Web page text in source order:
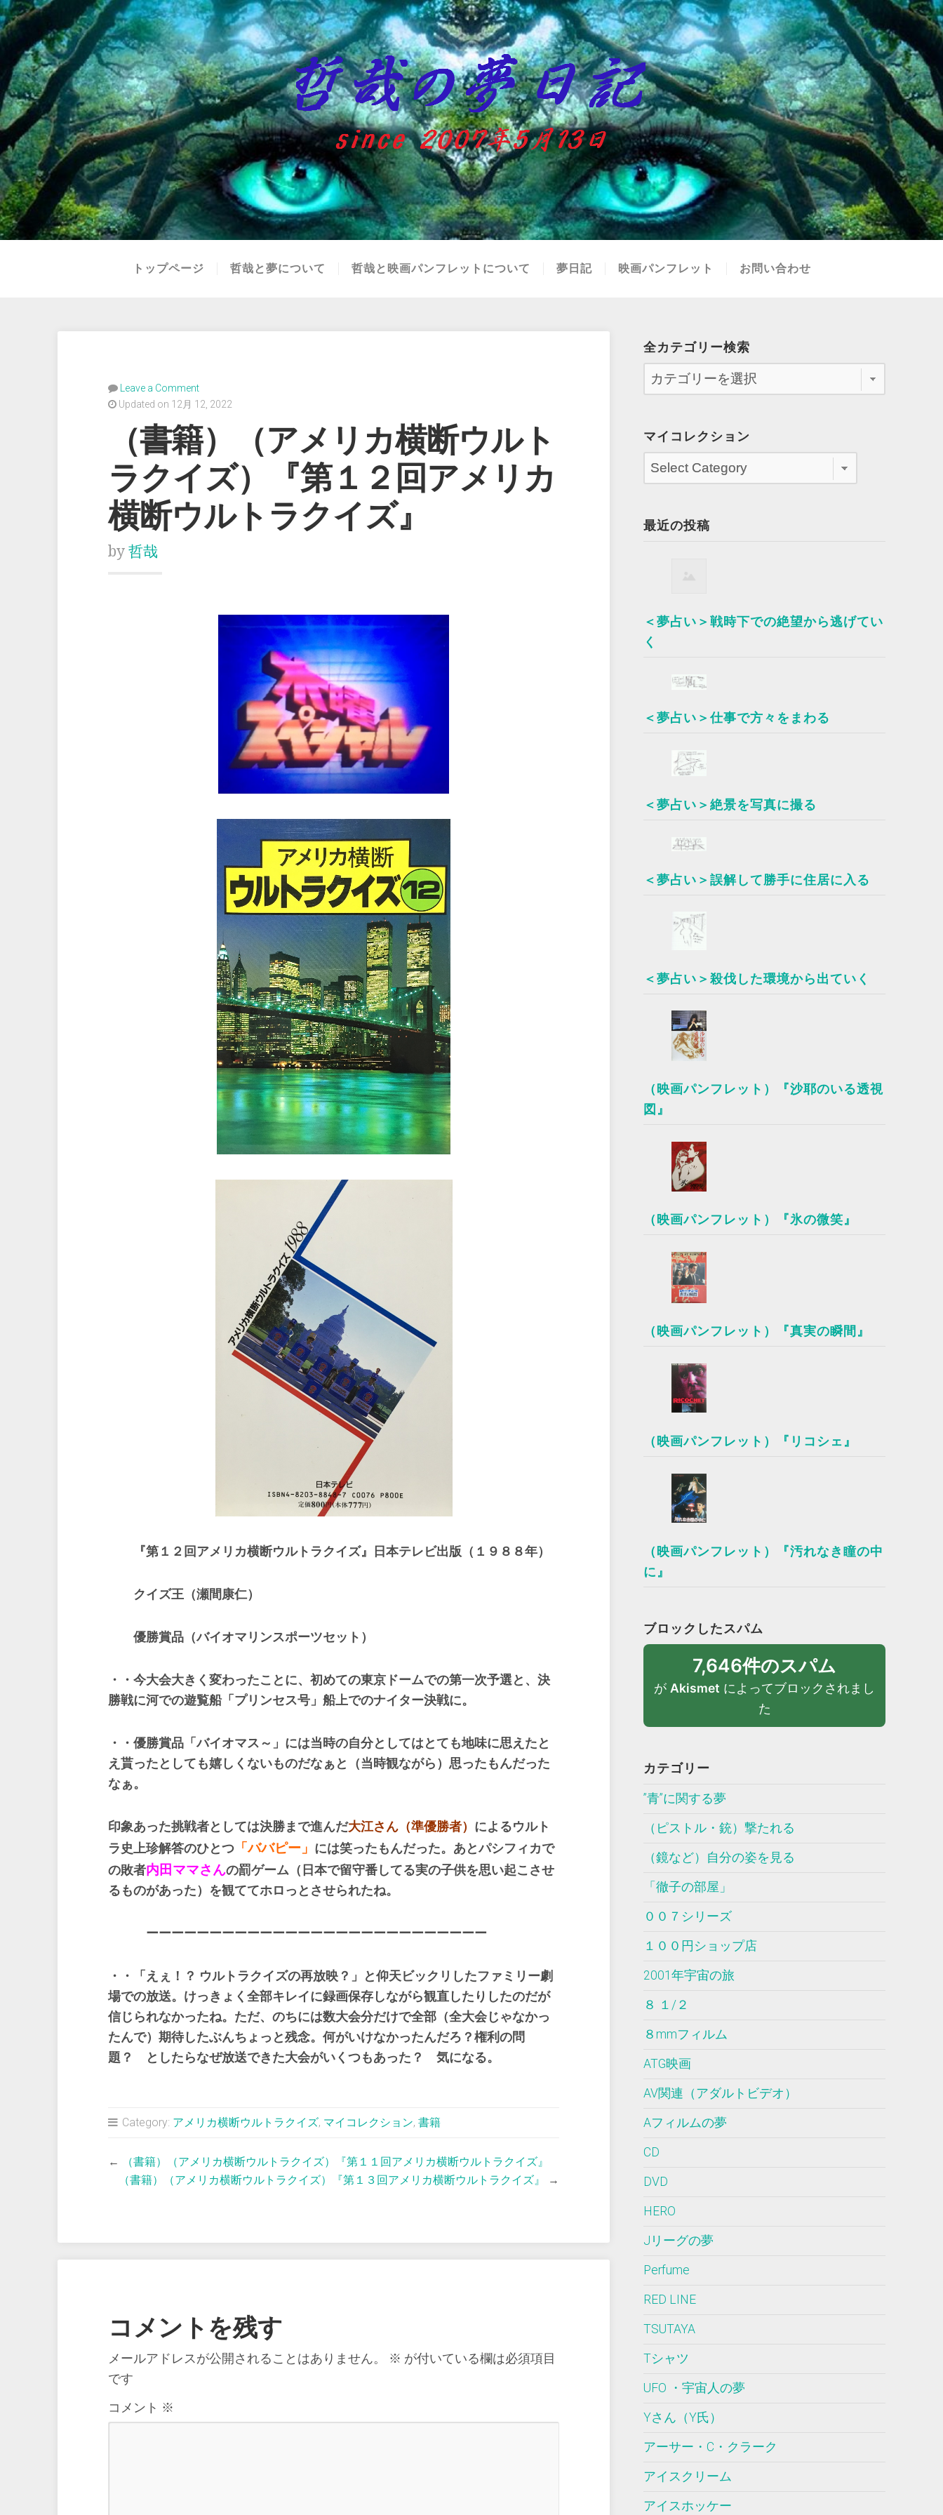
トップページ 哲哉と夢について 哲哉と映画パンフレットについて 夢日記 映画パンフレット お問い合わせ
Leave a Comment
Updated on 12月 12, 2022
（書籍）（アメリカ横断ウルト
ラクイズ）『第１２回アメリカ
横断ウルトラクイズ』
by 哲哉
『第１２回アメリカ横断ウルトラクイズ』日本テレビ出版（１９８８年）
クイズ王（瀬間康仁）
優勝賞品（バイオマリンスポーツセット）
・・今大会大きく変わったことに、初めての東京ドームでの第一次予選と、決
勝戦に河での遊覧船「プリンセス号」船上でのナイター決戦に。
・・優勝賞品「バイオマス～」には当時の自分としてはとても地味に思えたと
え貰ったとしても嬉しくないものだなぁと（当時観ながら）思ったもんだった
なぁ。
印象あった挑戦者としては決勝まで進んだ大江さん（準優勝者） によるウルト
ラ史上珍解答のひとつ 「ババピー」 には笑ったもんだった。あとパシフィカで
の敗者内田ママさんの罰ゲーム（日本で留守番してる実の子供を思い起こさせ
るものがあった）を観ててホロっとさせられたね。
ーーーーーーーーーーーーーーーーーーーーーーーーーーー
・・
「えぇ！？ ウルトラクイズの再放映？」と仰天ビックリしたファミリー劇
場での放送。けっきょく全部キレイに録画保存しながら観直したりしたのだが
信じられなかったね。ただ、のちには数大会分だけで全部（全大会じゃなかっ
たんで）期待したぶんちょっと残念。何がいけなかったんだろ？権利の問
題？ としたらなぜ放送できた大会がいくつもあった？ 気になる。
Category: アメリカ横断ウルトラクイズ, マイコレクション, 書籍
←
（書籍）（アメリカ横断ウルトラクイズ）『第１１回アメリカ横断ウルトラクイズ』
（書籍）（アメリカ横断ウルトラクイズ）『第１３回アメリカ横断ウルトラクイズ』
→
コメントを残す
メールアドレスが公開されることはありません。 ※ が付いている欄は必須項目
です
コメント ※
全カテゴリー検索
マイコレクション
最近の投稿
＜夢占い＞戦時下での絶望から逃げてい
く
＜夢占い＞仕事で方々をまわる
＜夢占い＞絶景を写真に撮る
＜夢占い＞誤解して勝手に住居に入る
＜夢占い＞殺伐した環境から出ていく
（映画パンフレット）『沙耶のいる透視
図』
（映画パンフレット）『氷の微笑』
（映画パンフレット）『真実の瞬間』
（映画パンフレット）『リコシェ』
（映画パンフレット）『汚れなき瞳の中
に』
ブロックしたスパム
7,646件のスパム
が Akismet によってブロックされまし
た
カテゴリー
”青”に関する夢
（ピストル・銃）撃たれる
（鏡など）自分の姿を見る
「徹子の部屋」
００７シリーズ
１００円ショップ店
2001年宇宙の旅
８ １/２
８mmフィルム
ATG映画
AV関連（アダルトビデオ）
Aフィルムの夢
CD
DVD
HERO
Jリーグの夢
Perfume
RED LINE
TSUTAYA
Tシャツ
UFO ・宇宙人の夢
Yさん（Y氏）
アーサー・C・クラーク
アイスクリーム
アイスホッケー